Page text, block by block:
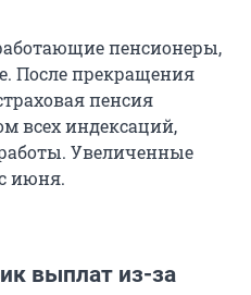
пенсионеры,
После прекращения
пенсия
всех индексаций,
Увеличенные
июня.
выплат из-за